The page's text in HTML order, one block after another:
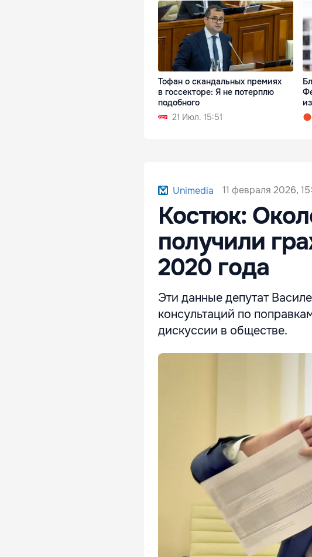
Тофан о скандальных премиях
в госсекторе: Я не потерплю
подобного
21 Июл. 15:51
Unimedia 11 февраля 2026,
Костюк:
получили
2020 года
Эти данные депутат
консультаций по
дискуссии в обществе.